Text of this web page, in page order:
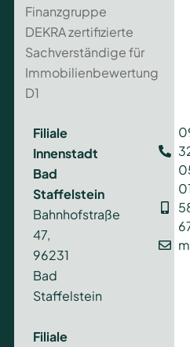
Finanzgruppe
DEKRA zertifizierte
Sachverständige für
Immobilienbewertung
D1
Filiale
Innenstadt
Bad
Staffelstein
Bahnhofstraße
47,
96231
Bad
Staffelstein
Filiale